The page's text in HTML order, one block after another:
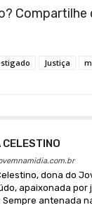
Justiça
CELESTINO
dona do
apaixonada por
Sempre antenada